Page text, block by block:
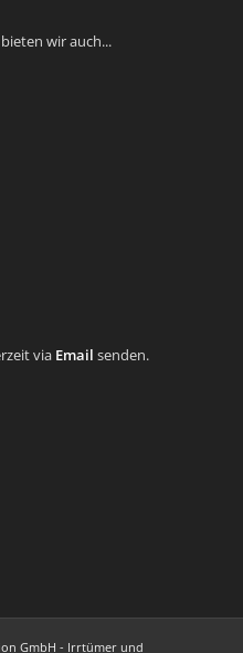
wir auch...
via Email senden.
GmbH - Irrtümer und